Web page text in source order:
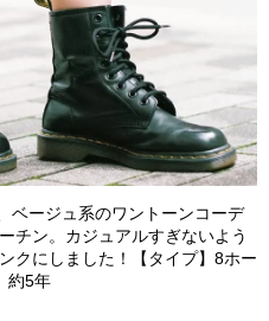
ベージュ系のワントーンコーデ
チン。カジュアルすぎないよう
クにしました！【タイプ】8ホー
約5年